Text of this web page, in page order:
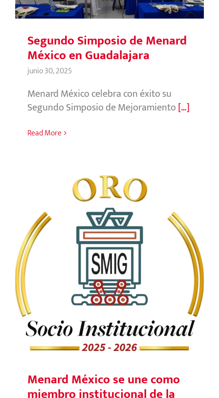
Segundo Simposio de Menard
México en Guadalajara
junio 30, 2025
Menard México celebra con éxito su
Segundo Simposio de Mejoramiento[…]
Read More
Menard México se une como
miembro institucional de la SMIG
Menard México se une como